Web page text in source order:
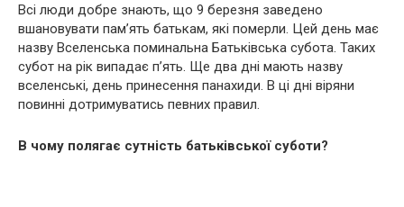
Всі люди добре знають, що 9 березня заведено
вшановувати пам’ять батькам, які померли. Цей день має
назву Вселенська поминальна Батьківська субота. Таких
субот на рік випадає п’ять. Ще два дні мають назву
вселенські, день принесення панахиди. В ці дні віряни
повинні дотримуватись певних правил.
В чому полягає сутність батьківської суботи?